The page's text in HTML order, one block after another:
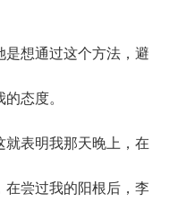
想通过这个方法，避
态度。
表明我那天晚上，在
在尝过我的阳根后，李